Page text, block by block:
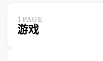
1 PAGE
游戏